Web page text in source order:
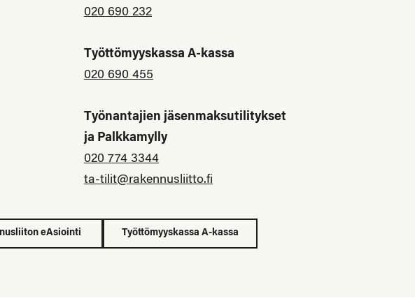
020 690 232
Työttömyyskassa A-kassa
020 690 455
Työnantajien jäsenmaksutilitykset
ja Palkkamylly
020 774 3344
ta-tilit@rakennusliitto.fi
eAsiointi Työttömyyskassa A-kassa